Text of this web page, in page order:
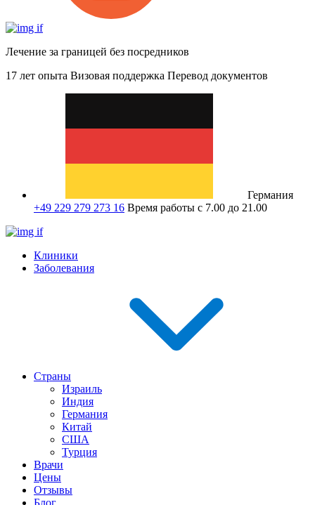
Лечение за границей без посредников
17 лет опыта Визовая поддержка Перевод документов
Германия
+49 229 279 273 16 Время работы с 7.00 до 21.00
Клиники
Заболевания
Страны
Израиль
Индия
Германия
Китай
США
Турция
Врачи
Цены
Отзывы
Блог